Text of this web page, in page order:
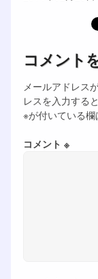
コメント
メールアドレス
レスを入力する
※が付いている欄
コメント ※